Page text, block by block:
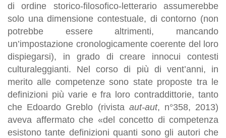
di ordine storico-filosofico-letterario assumerebbe
solo una dimensione contestuale, di contorno (non
potrebbe essere altrimenti, mancando
un’impostazione cronologicamente coerente del loro
dispiegarsi), in grado di creare innocui contesti
culturaleggianti. Nel corso di più di vent’anni, in
merito alle competenze sono state proposte tra le
definizioni più varie e fra loro contraddittorie, tanto
che Edoardo Greblo (rivista aut-aut, n°358, 2013)
aveva affermato che «del concetto di competenza
esistono tante definizioni quanti sono gli autori che